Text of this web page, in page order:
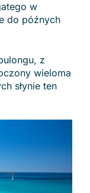
w
do późnych
z
wieloma
słynie ten